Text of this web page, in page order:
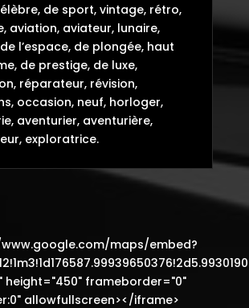
de sport, vintage, rétro,
aviation, aviateur, lunaire,
l’espace, de plongée, haut
de prestige, de luxe,
réparateur, révision,
occasion, neuf, horloger,
aventurier, aventurière,
exploratrice.
maps/embed?
height="450" frameborder="0"
allowfullscreen></iframe>